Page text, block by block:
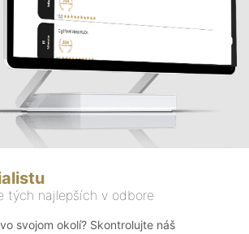
tých najlepších v odbore
svojom okolí? Skontrolujte náš